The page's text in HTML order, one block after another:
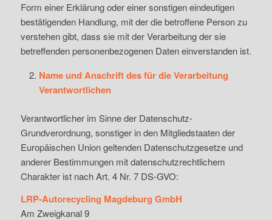
Form einer Erklärung oder einer sonstigen eindeutigen
bestätigenden Handlung, mit der die betroffene Person zu
verstehen gibt, dass sie mit der Verarbeitung der sie
betreffenden personenbezogenen Daten einverstanden ist.
Name und Anschrift des für die Verarbeitung
Verantwortlichen
Verantwortlicher im Sinne der Datenschutz-
Grundverordnung, sonstiger in den Mitgliedstaaten der
Europäischen Union geltenden Datenschutzgesetze und
anderer Bestimmungen mit datenschutzrechtlichem
Charakter ist nach Art. 4 Nr. 7 DS-GVO:
LRP-Autorecycling Magdeburg GmbH
Am Zweigkanal 9